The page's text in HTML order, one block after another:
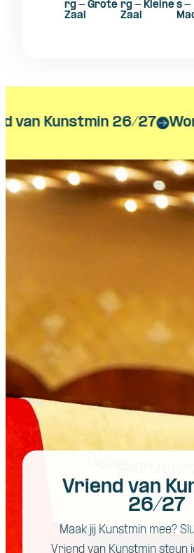
rg - Grote
Zaal
rg - Kleine
Zaal
s -
Kunstmin 26/27 Word
Vriend van
26/27
Maak jij Kunstmin mee?
Vriend van Kunstmin steun